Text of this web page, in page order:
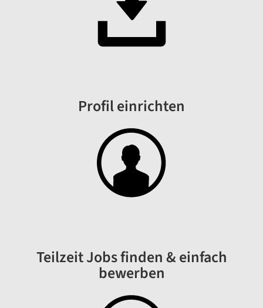
Profil einrichten
Teilzeit Jobs finden & einfach
bewerben